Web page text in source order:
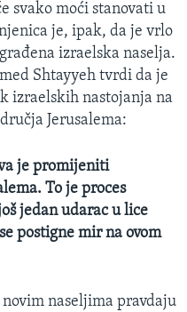
svako moći stanovati u
je, ipak, da je vrlo
izraelska naselja.
Shtayyeh tvrdi da je
izraelskih nastojanja na
Jerusalema:
je promijeniti
To je proces
jedan udarac u lice
postigne mir na ovom
naseljima pravdaju